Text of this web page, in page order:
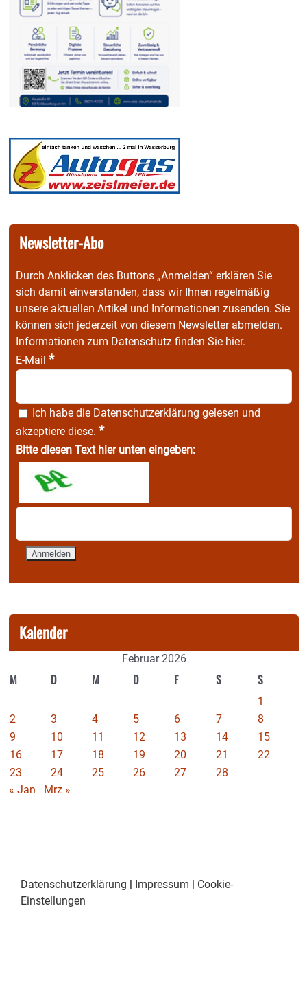
Newsletter-Abo
Durch Anklicken des Buttons „Anmelden“ erklären Sie
sich damit einverstanden, dass wir Ihnen regelmäßig
unsere aktuellen Artikel und Informationen zusenden. Sie
können sich jederzeit von diesem Newsletter abmelden.
Informationen zum Datenschutz finden Sie hier.
E-Mail *
Ich habe die Datenschutzerklärung gelesen und
akzeptiere diese. *
Bitte diesen Text hier unten eingeben:
Kalender
Februar 2026
M D M D F S S
1
2
3 4 5 6 7
8
9
10 11 12 13 14
15
16
17 18 19 20 21
22
23
24 25 26 27
28
« Jan
Mrz »
Datenschutzerklärung | Impressum | Cookie-
Einstellungen